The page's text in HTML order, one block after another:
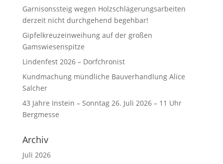
Garnisonssteig wegen Holzschlägerungsarbeiten
derzeit nicht durchgehend begehbar!
Gipfelkreuzeinweihung auf der großen
Gamswiesenspitze
Lindenfest 2026 – Dorfchronist
Kundmachung mündliche Bauverhandlung Alice
Salcher
43 Jahre Instein – Sonntag 26. Juli 2026 – 11 Uhr
Bergmesse
Archiv
Juli 2026